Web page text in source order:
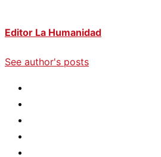
Editor La Humanidad
See author's posts